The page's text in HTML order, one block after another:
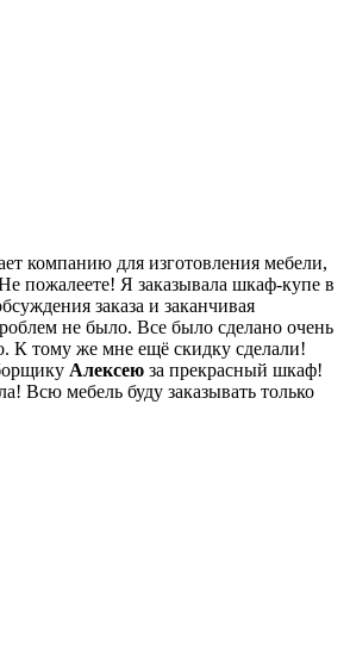
компанию для изготовления мебели,
пожалеете! Я заказывала шкаф-купе в
заказа и заканчивая
не было. Все было сделано очень
К тому же мне ещё скидку сделали!
Алексею за прекрасный шкаф!
Всю мебель буду заказывать только